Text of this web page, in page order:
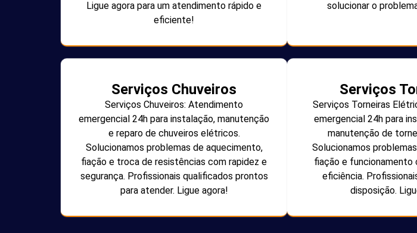
Ligue agora para um atendimento rápido e
eficiente!
solucionar o
Serviços Chuveiros
Serviços Chuveiros: Atendimento
emergencial 24h para instalação, manutenção
e reparo de chuveiros elétricos.
Solucionamos problemas de aquecimento,
fiação e troca de resistências com rapidez e
segurança. Profissionais qualificados prontos
para atender. Ligue agora!
Serviços
Serviços Torneiras
emergencial 24h para
manutenção de
Solucionamos
fiação e funcionamento
eficiência.
disposição.